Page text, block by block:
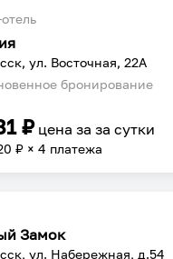
ул. Восточная, 22А
бронирование
₽ цена заза сутки
₽ × 4 платежа
Замок
ул. Набережная, д.54